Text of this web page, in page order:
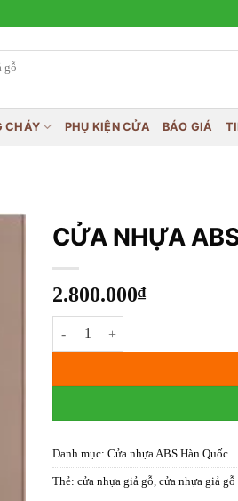
CHÁY PHỤ KIỆN CỬA BÁO GIÁ
CỬA NHỰA
2.800.000₫
Danh mục:Cửa nhựa ABS Hàn Quốc
Thẻ:cửa nhựa giả gỗ,cửa nhựa giả gỗ